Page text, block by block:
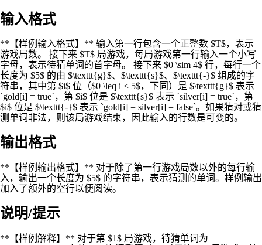
输入格式
**【样例输入格式】** 输入第一行包含一个正整数 $T$，表示
游戏局数。 接下来 $T$ 局游戏，每局游戏第一行输入一个小写
字母，表示待猜单词的首字母。 接下来 $0 \sim 4$ 行，每行一个
长度为 $5$ 的由 $\texttt{g}$、$\texttt{s}$、$\texttt{-}$ 组成的字
符串，其中第 $i$ 位（$0 \leq i < 5$，下同）是 $\texttt{g}$ 表示
`gold[i] = true`，第 $i$ 位是 $\texttt{s}$ 表示 `silver[i] = true`，第
$i$ 位是 $\texttt{-}$ 表示 `gold[i] = silver[i] = false`。如果猜对或猜
测单词非法，则该局游戏结束，因此输入的行数是可变的。
输出格式
**【样例输出格式】** 对于除了第一行游戏局数以外的每行输
入，输出一个长度为 $5$ 的字符串，表示猜测的单词。样例输出
加入了额外的空行以便阅读。
说明/提示
**【样例解释】** 对于第 $1$ 局游戏，待猜单词为